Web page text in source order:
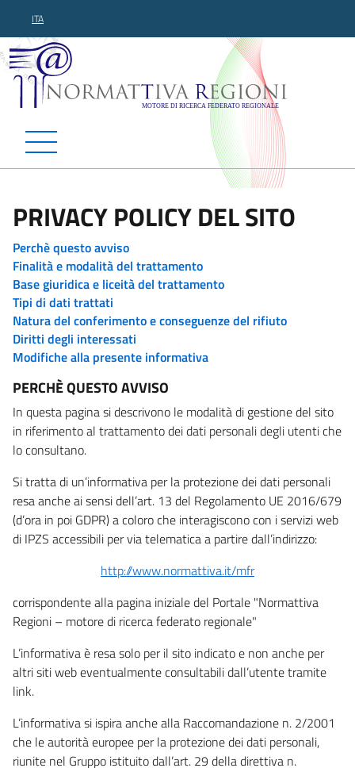
ITA
Normattiva Regioni -
PRIVACY POLICY DEL SITO
Perchè questo avviso
Finalità e modalità del trattamento
Base giuridica e liceità del trattamento
Tipi di dati trattati
Natura del conferimento e conseguenze del rifiuto
Diritti degli interessati
Modifiche alla presente informativa
PERCHÈ QUESTO AVVISO
In questa pagina si descrivono le modalità di gestione del sito
in riferimento al trattamento dei dati personali degli utenti che
lo consultano.
Si tratta di un’informativa per la protezione dei dati personali
resa anche ai sensi dell’art. 13 del Regolamento UE 2016/679
(d’ora in poi GDPR) a coloro che interagiscono con i servizi web
di IPZS accessibili per via telematica a partire dall’indirizzo:
http://www.normattiva.it/mfr
corrispondente alla pagina iniziale del Portale "Normattiva
Regioni – motore di ricerca federato regionale"
L’informativa è resa solo per il sito indicato e non anche per
altri siti web eventualmente consultabili dall’utente tramite
link.
L’informativa si ispira anche alla Raccomandazione n. 2/2001
che le autorità europee per la protezione dei dati personali,
riunite nel Gruppo istituito dall’art. 29 della direttiva n.